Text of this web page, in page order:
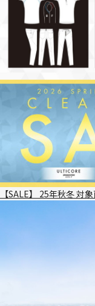
【SALE】 25年秋冬 対